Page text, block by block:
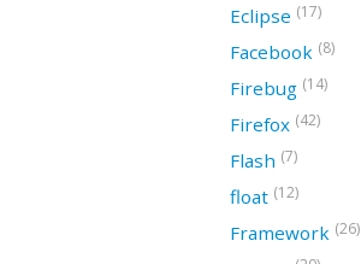
Eclipse (17)
Facebook (8)
Firebug (14)
Firefox (42)
Flash (7)
float (12)
Framework (26)